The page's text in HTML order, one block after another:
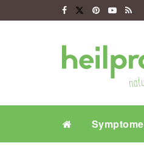
Symptome